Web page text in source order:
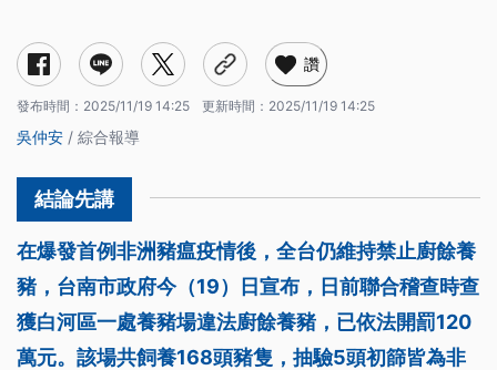
讚
發布時間： 2025/11/19 14:25 更新時間： 2025/11/19 14:25
吳仲安 / 綜合報導
在爆發首例非洲豬瘟疫情後，全台仍維持禁止廚餘養
豬，台南市政府今（19）日宣布，日前聯合稽查時查
獲白河區一處養豬場違法廚餘養豬，已依法開罰120
萬元。該場共飼養168頭豬隻，抽驗5頭初篩皆為非